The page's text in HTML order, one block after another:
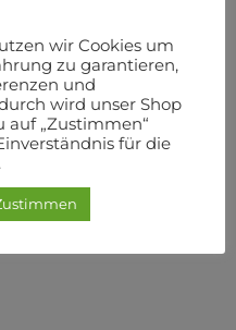
wir Cookies um
zu garantieren,
und
wird unser Shop
auf „Zustimmen“
für die